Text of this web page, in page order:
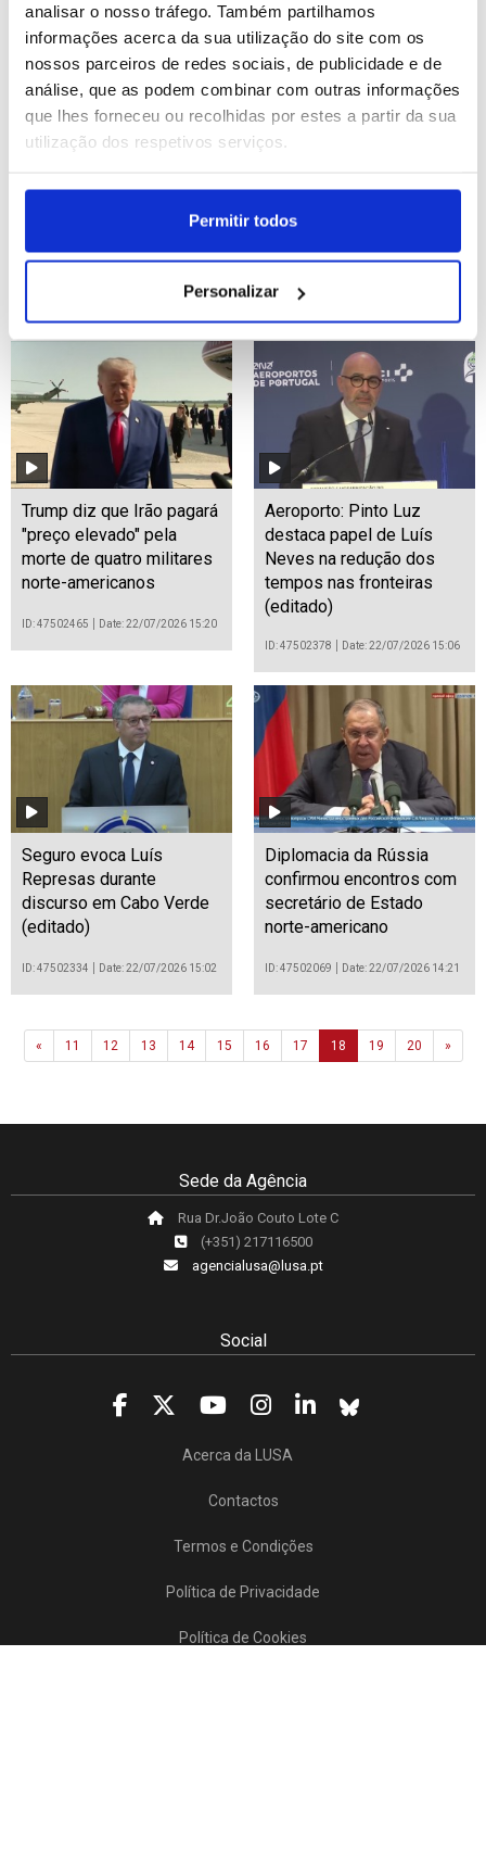
analisar o nosso tráfego. Também partilhamos
informações acerca da sua utilização do site com os
nossos parceiros de redes sociais, de publicidade e de
análise, que as podem combinar com outras informações
que lhes forneceu ou recolhidas por estes a partir da sua
utilização dos respetivos serviços.
Permitir todos
Personalizar
abandonar as casas
Iorque propõe que
julgamento de Maduro
2027
ID: 47502773
Trump diz que Irão pagará
"preço elevado" pela
morte de quatro militares
norte-americanos
ID: 47502465 Date: 22/07/2026 15:20
Aeroporto: Pinto Luz
destaca papel de Luís
Neves na redução dos
tempos nas fronteiras
(editado)
ID: 47502378 Date: 22/07/2026 15:06
Seguro evoca Luís
Represas durante
discurso em Cabo Verde
(editado)
ID: 47502334 Date: 22/07/2026 15:02
Diplomacia da Rússia
confirmou encontros com
secretário de Estado
norte-americano
ID: 47502069 Date: 22/07/2026 14:21
«Previous
11 12 13 14 15 16 17 18 19 20 »Next
Sede da Agência
Rua Dr.João Couto Lote C
(+351) 217116500
agencialusa@lusa.pt
Social
Acerca da LUSA
Contactos
Termos e Condições
Política de Privacidade
Política de Cookies